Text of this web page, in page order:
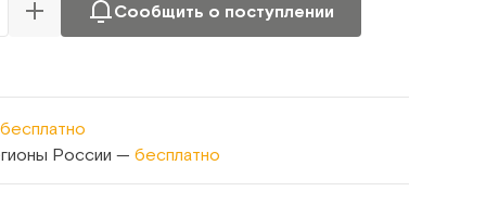
Сообщить о поступлении
бесплатно
России — бесплатно